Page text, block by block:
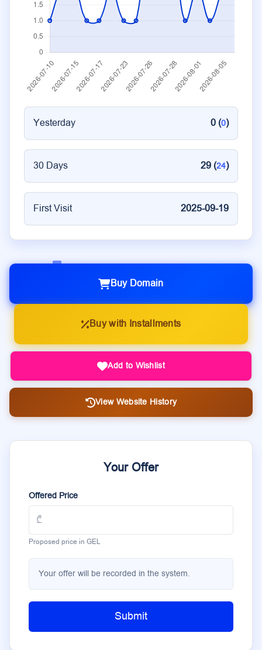
Yesterday 0 (0)
30 Days 29 (24)
First Visit 2025-09-19
Buy Domain
Buy with Installments
Add to Wishlist
View Website History
Your Offer
Offered Price
Proposed price in GEL
Your offer will be recorded in the system.
Submit